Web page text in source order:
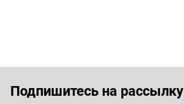
Подпишитесь на рассылку